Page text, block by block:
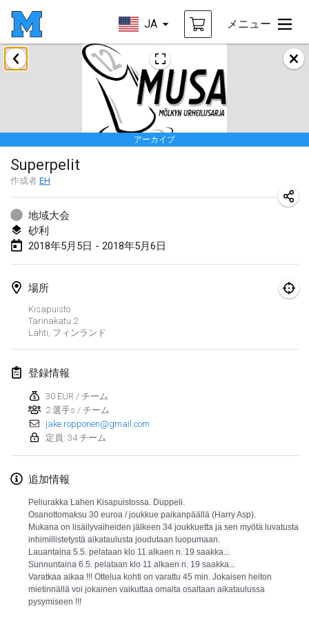
JA メニュー
リストを表示
アーカイブ
Superpelit
作成者 EH
地域大会
砂利
2018年5月5日 - 2018年5月6日
場所
Kisapuisto
Tarinakatu 2
Lahti フィンランド
登録情報
30 EUR / チーム
2 選手s / チーム
jake.ropponen@gmail.com
定員: 34 チーム
追加情報
Peliurakka Lahen Kisapuistossa. Duppeli.
Osanottomaksu 30 euroa / joukkue paikanpäällä (Harry Asp).
Mukana on lisäilyvaiheiden jälkeen 34 joukkuetta ja sen myötä luvatusta
inhimillistetystä aikataulusta joudutaan luopumaan.
Lauantaina 5.5. pelataan klo 11 alkaen n. 19 saakka...
Sunnuntaina 6.5. pelataan klo 11 alkaen n. 19 saakka...
Varatkaa aikaa !!!Ottelua kohti on varattu 45 min. Jokaisen heiton
mietinnällä voi jokainen vaikuttaa omalta osaltaan aikataulussa
pysymiseen !!!
2018年1月
Open des rois de Mölkky
2018年1月21日|フランス
Individuel du Garo
2018年1月21日
Tournoi d'Hiver
2018年1月27日
Tournoi de Mölkky - Lesfous Dubâtonvaigeois
Lumi Mölkky
Tournoi de la St Valentin
2018年2月10日
Faschings-Mölkky
2018年2月11日
Rakovnické mölkkování
SM HalliMölkky - Finnish Championship
2018年2月24日|フィンランド
Tournoi de l'ASSER
2018年2月24日| フランス